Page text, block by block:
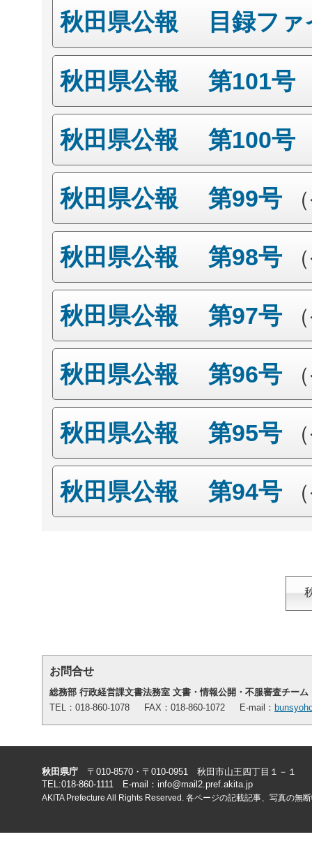
秋田県公報 目録フ
秋田県公報 第101号
秋田県公報 第100号
秋田県公報 第99号
秋田県公報 第98号
秋田県公報 第97号
秋田県公報 第96号
秋田県公報 第95号
秋田県公報 第94号
お問合せ
総務部 行政経営課文書法務室 文書・情報公開・不服審査チーム
TEL：018-860-1078 FAX：018-860-1072 E-mail：
秋田県庁 〒010-8570・〒010-0951 秋田市山王四丁目１－１
TEL:018-860-1111 E-mail：info@mail2.pref.akita.jp
AKITA Prefecture All Rights Reserved. 各ページの記載記事、写真の無